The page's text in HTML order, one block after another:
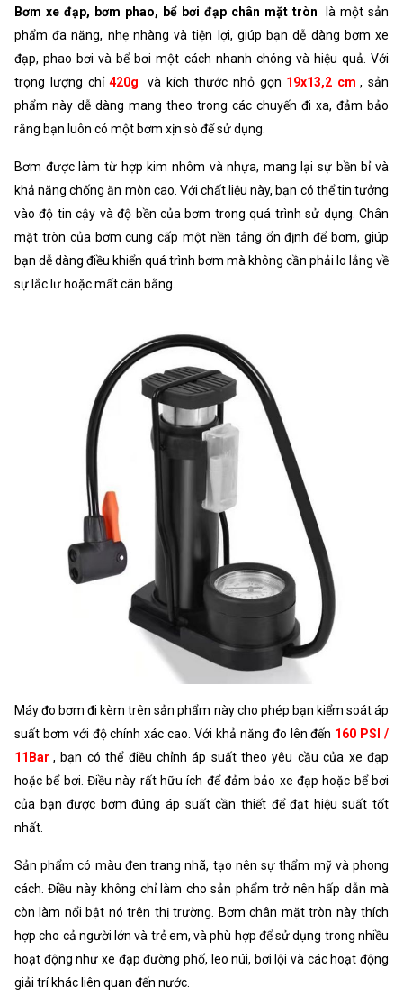
Bơm xe đạp, bơm phao, bể bơi đạp chân mặt tròn
là một sản
phẩm đa năng, nhẹ nhàng và tiện lợi, giúp bạn dễ dàng bơm xe
đạp, phao bơi và bể bơi một cách nhanh chóng và hiệu quả. Với
trọng lượng chỉ420g và kích thước nhỏ gọn 19x13,2 cm , sản
phẩm này dễ dàng mang theo trong các chuyến đi xa, đảm bảo
rằng bạn luôn có một bơm xịn sò để sử dụng.
Bơm được làm từ hợp kim nhôm và nhựa, mang lại sự bền bỉ và
khả năng chống ăn mòn cao. Với chất liệu này, bạn có thể tin tưởng
vào độ tin cậy và độ bền của bơm trong quá trình sử dụng. Chân
mặt tròn của bơm cung cấp một nền tảng ổn định để bơm, giúp
bạn dễ dàng điều khiển quá trình bơm mà không cần phải lo lắng về
sự lắc lư hoặc mất cân bằng.
Máy đo bơm đi kèm trên sản phẩm này cho phép bạn kiểm soát áp
suất bơm với độ chính xác cao. Với khả năng đo lên đến 160 PSI /
11Bar , bạn có thể điều chỉnh áp suất theo yêu cầu của xe đạp
hoặc bể bơi. Điều này rất hữu ích để đảm bảo xe đạp hoặc bể bơi
của bạn được bơm đúng áp suất cần thiết để đạt hiệu suất tốt
nhất.
Sản phẩm có màu đen trang nhã, tạo nên sự thẩm mỹ và phong
cách. Điều này không chỉ làm cho sản phẩm trở nên hấp dẫn mà
còn làm nổi bật nó trên thị trường. Bơm chân mặt tròn này thích
hợp cho cả người lớn và trẻ em, và phù hợp để sử dụng trong nhiều
hoạt động như xe đạp đường phố, leo núi, bơi lội và các hoạt động
giải trí khác liên quan đến nước.